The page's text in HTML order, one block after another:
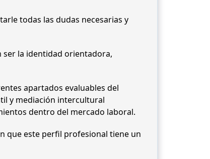
todas las dudas necesarias y
ser la identidad orientadora,
apartados evaluables del
y mediación intercultural
dentro del mercado laboral.
que este perfil profesional tiene un